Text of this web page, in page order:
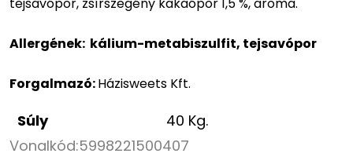
Allergének: kálium-metabiszulfit, tejsavópor
Forgalmazó:Házisweets Kft.
Súly
40 Kg.
Vonalkód:5998221500407